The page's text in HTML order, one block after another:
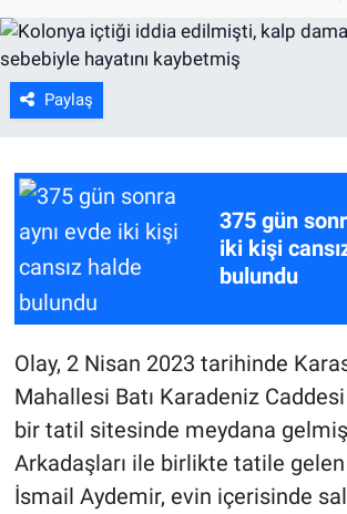
Paylaş
375 gün
iki kişi
bulundu
Olay, 2 Nisan 2023 tarihinde
Mahallesi Batı Karadeniz
bir tatil sitesinde meydana
Arkadaşları ile birlikte tatile gelen
İsmail Aydemir, evin içerisinde